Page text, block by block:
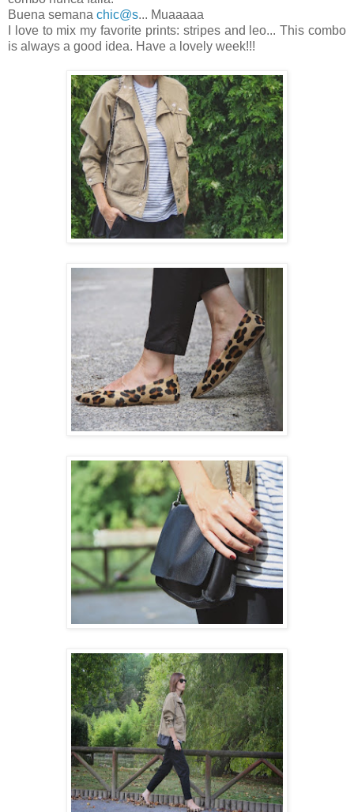
Buena semana chic@s... Muaaaaa
love to mix my favorite prints: stripes and leo... This combo
is always a good idea. Have a lovely week!!!